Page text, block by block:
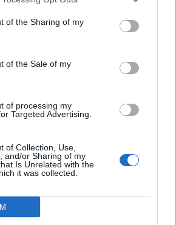
of the Sharing of my
of the Sale of my
of processing my
Targeted Advertising.
of Collection, Use,
and/or Sharing of my
Is Unrelated with the
it was collected.
Food Festival 2026:
street food και μουσική
DJs μέχρι γεύσεις που μοιάζουν να
του Τόκιο ή καντίνα στις 3 το πρωί
Street Food Festival επιστρέφει